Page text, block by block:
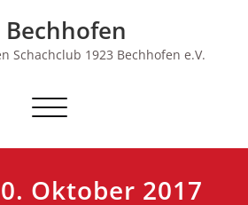
Bechhofen
Schachclub 1923 Bechhofen e.V.
Schalte
Oktober 2017